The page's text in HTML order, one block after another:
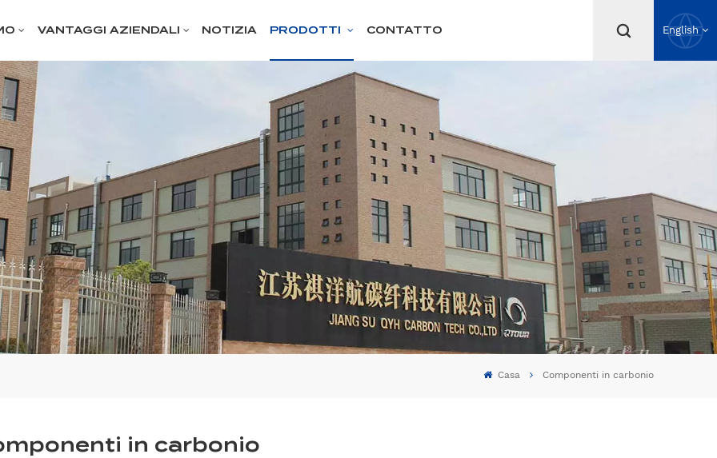
VANTAGGI AZIENDALI NOTIZIA PRODOTTI CONTATTO English
Casa Componenti in carbonio
in carbonio